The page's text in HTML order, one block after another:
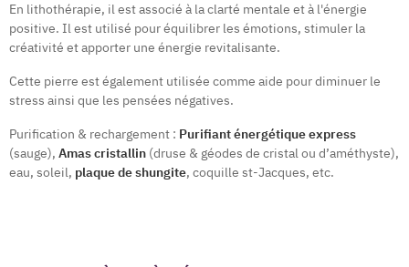
En lithothérapie, il est associé à la clarté mentale et à l'énergie
positive. Il est utilisé pour équilibrer les émotions, stimuler la
créativité et apporter une énergie revitalisante.
Cette pierre est également utilisée comme aide pour diminuer le
stress ainsi que les pensées négatives.
Purification & rechargement : Purifiant énergétique express
(sauge), Amas cristallin (druse & géodes de cristal ou d’améthyste),
eau, soleil, plaque de shungite, coquille st-Jacques, etc.